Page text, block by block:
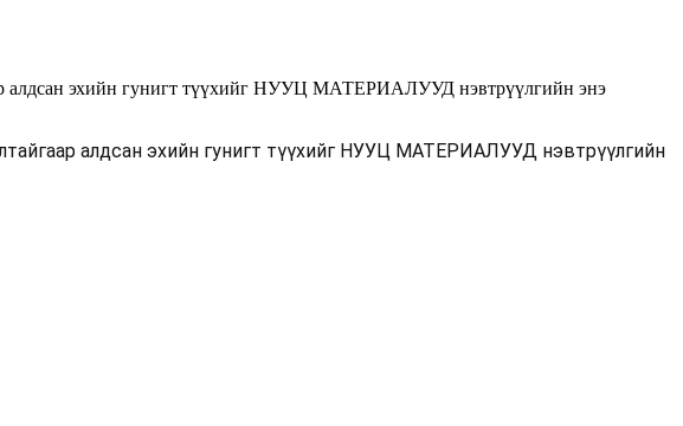
алдсан эхийн гунигт түүхийг НУУЦ МАТЕРИАЛУУД нэвтрүүлгийн энэ
алдсан эхийн гунигт түүхийг НУУЦ МАТЕРИАЛУУД нэвтрүүлгийн